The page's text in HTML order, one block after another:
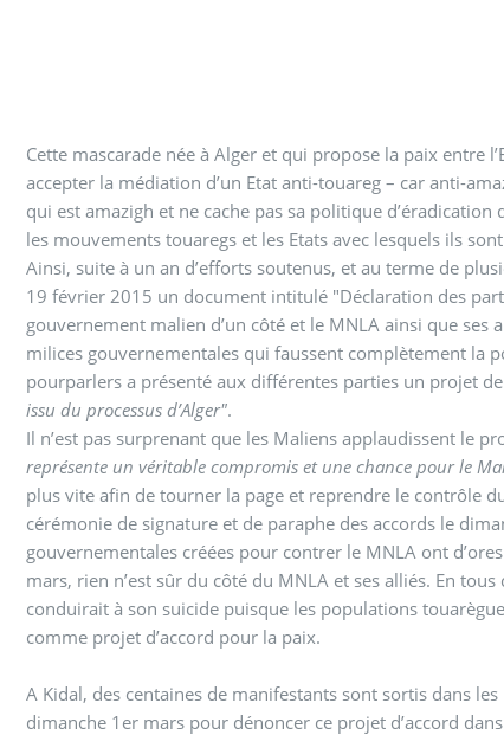
Cette mascarade née à Alger et qui propose la paix entre
accepter la médiation d’un Etat anti-touareg – car anti-
qui est amazigh et ne cache pas sa politique
les mouvements touaregs et les Etats avec lesquels ils
Ainsi, suite à un an d’efforts soutenus, et au terme de
19 février 2015 un document intitulé "Déclaration des
gouvernement malien d’un côté et le MNLA ainsi que ses
milices gouvernementales qui faussent complètement la
pourparlers a présenté aux différentes parties un projet
issu du processus d’Alger".
Il n’est pas surprenant que les Maliens applaudissent le
représente un véritable compromis et une chance pour le
plus vite afin de tourner la page et reprendre le contrôle
cérémonie de signature et de paraphe des accords le
gouvernementales créées pour contrer le MNLA ont
mars, rien n’est sûr du côté du MNLA et ses alliés. En
conduirait à son suicide puisque les populations
comme projet d’accord pour la paix.
A Kidal, des centaines de manifestants sont sortis dans
dimanche 1er mars pour dénoncer ce projet d’accord